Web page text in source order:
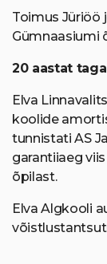
Toimus Jüriöö
Gümnaasiumi
20 aastat
Elva
koolide
tunnistati AS
garantiiaeg
õpilast.
Elva Algkooli